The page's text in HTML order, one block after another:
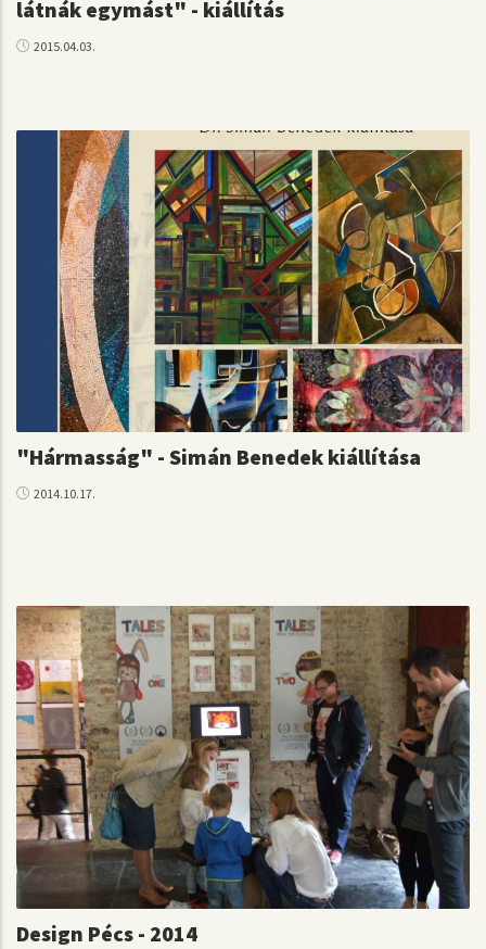
látnák egymást" - kiállítás
2015.04.03.
"Hármasság" - Simán Benedek kiállítása
2014.10.17.
Design Pécs - 2014